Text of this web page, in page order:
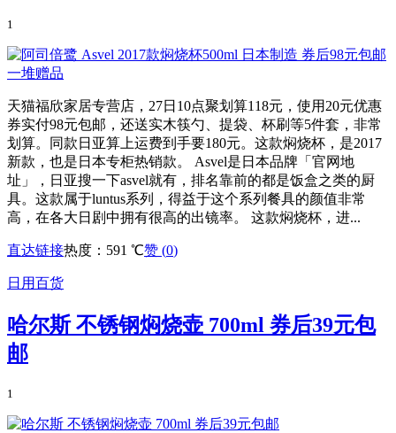
1
天猫福欣家居专营店，27日10点聚划算118元，使用20元优惠
券实付98元包邮，还送实木筷勺、提袋、杯刷等5件套，非常
划算。同款日亚算上运费到手要180元。这款焖烧杯，是2017
新款，也是日本专柜热销款。 Asvel是日本品牌「官网地
址」，日亚搜一下asvel就有，排名靠前的都是饭盒之类的厨
具。这款属于luntus系列，得益于这个系列餐具的颜值非常
高，在各大日剧中拥有很高的出镜率。 这款焖烧杯，进...
直达链接热度：591 ℃赞 (0)
日用百货
哈尔斯 不锈钢焖烧壶 700ml 券后39元包
邮
1